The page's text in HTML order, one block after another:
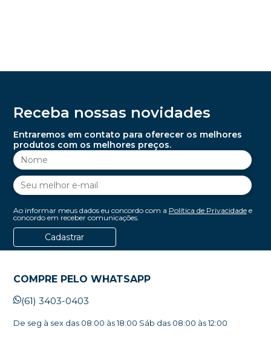
Receba nossas novidades
Entraremos em contato para oferecer os melhores
produtos com os melhores preços.
Ao informar meus dados eu concordo com a Política de Privacidadee
concordo em receber comunicações.
Cadastrar
COMPRE PELO WHATSAPP
(61) 3403-0403
De seg à sex das 08:00 às 18:00 Sáb das 08:00 às 12:00